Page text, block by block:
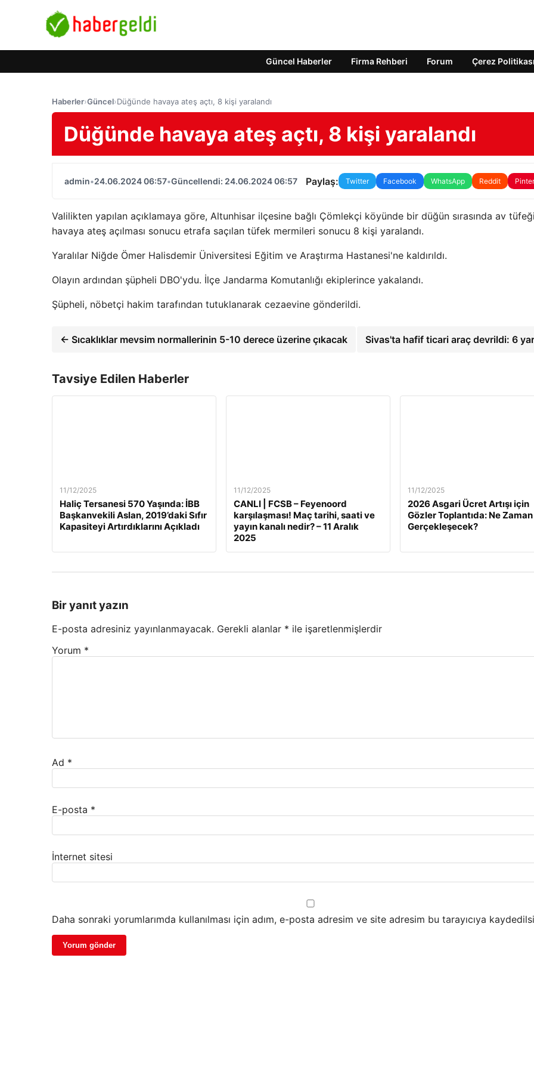
Güncel Haberler Firma Rehberi Forum Çerez Politikası
Haberler›Güncel›Düğünde havaya ateş açtı, 8 kişi yaralandı
Düğünde havaya ateş açtı, 8 kişi yaralandı
admin•24.06.2024 06:57•Güncellendi: 24.06.2024 06:57 Paylaş: Twitter Facebook WhatsApp Reddit
Valilikten yapılan açıklamaya göre, Altunhisar ilçesine bağlı Çömlekçi köyünde bir düğün sırasında av
havaya ateş açılması sonucu etrafa saçılan tüfek mermileri sonucu 8 kişi yaralandı.
Yaralılar Niğde Ömer Halisdemir Üniversitesi Eğitim ve Araştırma Hastanesi'ne kaldırıldı.
Olayın ardından şüpheli DBO'ydu. İlçe Jandarma Komutanlığı ekiplerince yakalandı.
Şüpheli, nöbetçi hakim tarafından tutuklanarak cezaevine gönderildi.
← Sıcaklıklar mevsim normallerinin 5-10 derece üzerine çıkacak Sivas'ta hafif ticari araç devrildi: 6
Tavsiye Edilen Haberler
11/12/2025
Haliç Tersanesi 570 Yaşında: İBB
Başkanvekili Aslan, 2019’daki Sıfır
Kapasiteyi Artırdıklarını Açıkladı
11/12/2025
CANLI | FCSB – Feyenoord
karşılaşması! Maç tarihi, saati ve
yayın kanalı nedir? – 11 Aralık
2025
11/12/2025
2026 Asgari Ücret Artışı için
Gözler Toplantıda: Ne Zaman
Gerçekleşecek?
Bir yanıt yazın
E-posta adresiniz yayınlanmayacak. Gerekli alanlar * ile işaretlenmişlerdir
Yorum *
Ad *
E-posta *
İnternet sitesi
Daha sonraki yorumlarımda kullanılması için adım, e-posta adresim ve site adresim bu tarayıcıya